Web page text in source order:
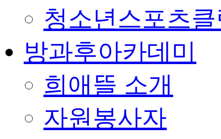
청소년스포츠
방과후아카데미
희애뜰 소개
자원봉사자